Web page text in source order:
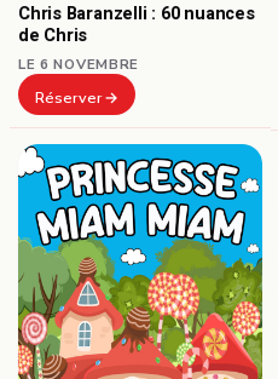
Chris Baranzelli : 60 nuances
de Chris
LE 6 NOVEMBRE
Réserver